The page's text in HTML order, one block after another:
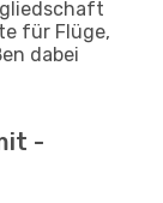
für Flüge,
dabei
-